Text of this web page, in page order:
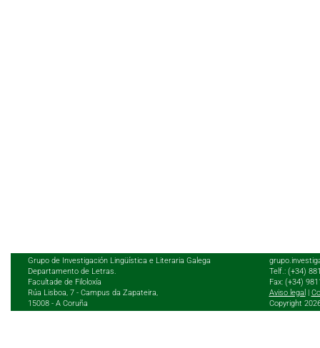
Grupo de Investigación Lingüística e Literaria Galega
Departamento de Letras.
Facultade de Filoloxía
Rúa Lisboa, 7 - Campus da Zapateira,
15008 - A Coruña
Telf.: (+34)
Fax: (+34)
Aviso legal
Copyright